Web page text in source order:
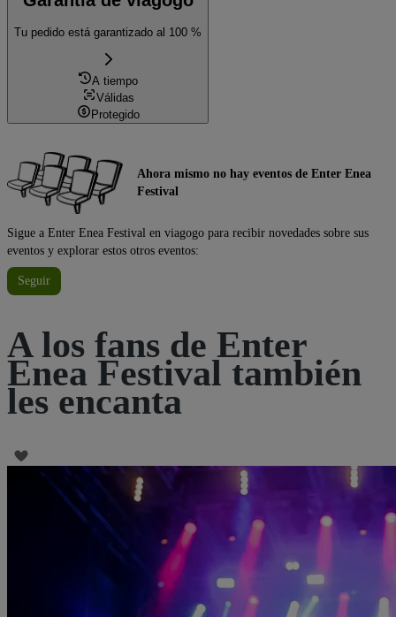
Tu pedido está garantizado al 100 %
A tiempo
Válidas
Protegido
Ahora mismo no hay eventos de Enter Enea
Festival
Sigue a Enter Enea Festival en viagogo para recibir novedades sobre sus
eventos y explorar estos otros eventos:
Seguir
A los fans de Enter
Enea Festival también
les encanta